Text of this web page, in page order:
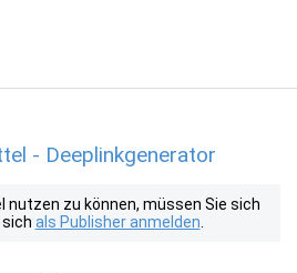
- Deeplinkgenerator
nutzen zu können, müssen Sie sich
als Publisher anmelden